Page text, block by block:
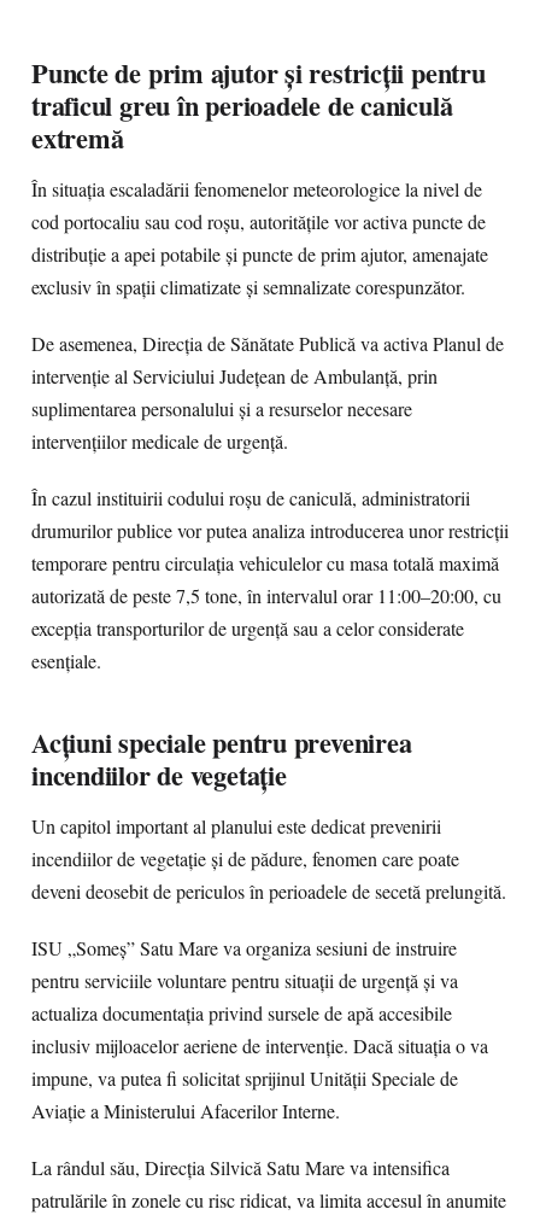
Puncte de prim ajutor și restricții pentru
traficul greu în perioadele de caniculă
extremă
În situația escaladării fenomenelor meteorologice la nivel de
cod portocaliu sau cod roșu, autoritățile vor activa puncte de
distribuție a apei potabile și puncte de prim ajutor, amenajate
exclusiv în spații climatizate și semnalizate corespunzător.
De asemenea, Direcția de Sănătate Publică va activa Planul de
intervenție al Serviciului Județean de Ambulanță, prin
suplimentarea personalului și a resurselor necesare
intervențiilor medicale de urgență.
În cazul instituirii codului roșu de caniculă, administratorii
drumurilor publice vor putea analiza introducerea unor restricții
temporare pentru circulația vehiculelor cu masa totală maximă
autorizată de peste 7,5 tone, în intervalul orar 11:00–20:00, cu
excepția transporturilor de urgență sau a celor considerate
esențiale.
Acțiuni speciale pentru prevenirea
incendiilor de vegetație
Un capitol important al planului este dedicat prevenirii
incendiilor de vegetație și de pădure, fenomen care poate
deveni deosebit de periculos în perioadele de secetă prelungită.
ISU „Someș” Satu Mare va organiza sesiuni de instruire
pentru serviciile voluntare pentru situații de urgență și va
actualiza documentația privind sursele de apă accesibile
inclusiv mijloacelor aeriene de intervenție. Dacă situația o va
impune, va putea fi solicitat sprijinul Unității Speciale de
Aviație a Ministerului Afacerilor Interne.
La rândul său, Direcția Silvică Satu Mare va intensifica
patrulările în zonele cu risc ridicat, va limita accesul în anumite